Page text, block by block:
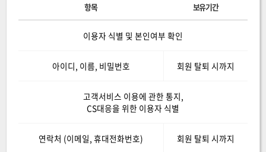
항목 보유기간
이용자 식별 및 본인여부 확인
아이디, 이름, 비밀번호 회원 탈퇴 시까지
고객서비스 이용에 관한 통지,
CS대응을 위한 이용자 식별
연락처 (이메일, 휴대전화번호) 회원 탈퇴 시까지